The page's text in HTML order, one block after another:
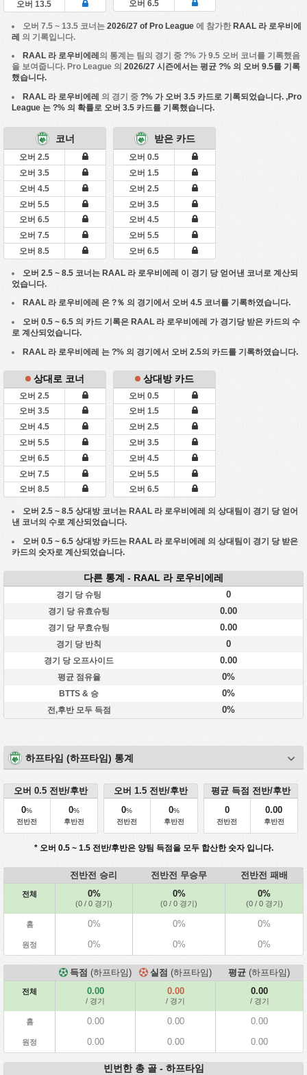
오버 13.5 오버 6.5
오버 7.5 ~ 13.5 코너는2026/27 of Pro League 에 참가한RAAL 라 로우비에
레 의 기록입니다.
RAAL 라 로우비에레 의 통계는 팀의 경기 중 ?% 가 9.5 오버 코너를 기록했음
을 보여줍니다. Pro League 의 2026/27 시즌에서는 평균 ?% 의 오버 9.5를 기록
했습니다.
RAAL 라 로우비에레 의 경기 중?% 가 오버 3.5 카드로 기록되었습니다. ,Pro
League는 ?% 의 확률로 오버 3.5 카드를 기록했습니다.
코너
오버 2.5
오버 3.5
오버 4.5
오버 5.5
오버 6.5
오버 7.5
오버 8.5
받은 카드
오버 0.5
오버 1.5
오버 2.5
오버 3.5
오버 4.5
오버 5.5
오버 6.5
오버 2.5 ~ 8.5 코너는RAAL 라 로우비에레 이 경기 당 얻어낸 코너로 계산되
었습니다.
RAAL 라 로우비에레 은 ?％ 의 경기에서 오버 4.5 코너를 기록하였습니다.
오버 0.5 ~ 6.5 의 카드 기록은RAAL 라 로우비에레 가 경기당 받은 카드의 수
로 계산되었습니다.
RAAL 라 로우비에레 는 ?% 의 경기에서 오버 2.5의 카드를 기록하였습니다.
상대로 코너
오버 2.5
오버 3.5
오버 4.5
오버 5.5
오버 6.5
오버 7.5
오버 8.5
상대방 카드
오버 0.5
오버 1.5
오버 2.5
오버 3.5
오버 4.5
오버 5.5
오버 6.5
오버 2.5 ~ 8.5 상대방 코너는 RAAL 라 로우비에레
의 상대팀이 경기 당 얻어
낸 코너의 수로 계산되었습니다.
오버 0.5 ~ 6.5 상대방 카드는RAAL 라 로우비에레 의 상대팀이 경기 당 받은
카드의 숫자로 계산되었습니다.
다른 통계 - RAAL 라 로우비에레
경기 당 슈팅 0
경기 당 유효슈팅 0.00
경기 당 무효슈팅 0.00
경기 당 반칙 0
경기 당 오프사이드 0.00
평균 점유율 0%
BTTS & 승 0%
전,후반 모두 득점 0%
하프타임 (하프타임) 통계
오버 0.5 전반/후반
0%
전반전
0%
후반전
오버 1.5 전반/후반
0%
전반전
0%
후반전
평균 득점 전반/후반
0
전반전
0.00
후반전
* 오버 0.5 ~ 1.5 전반/후반은 양팀 득점을 모두 합산한 숫자 입니다.
전반전 승리 전반전 무승무 전반전 패배
전체 0%
(0 / 0 경기)
0%
(0 / 0 경기)
0%
(0 / 0 경기)
홈 0% 0% 0%
원정 0% 0% 0%
득점 (하프타임) 실점 (하프타임) 평균 (하프타임)
전체 0.00
/ 경기
0.00
/ 경기
0.00
/ 경기
홈 0.00 0.00 0.00
원정 0.00 0.00 0.00
빈번한 총 골 - 하프타임